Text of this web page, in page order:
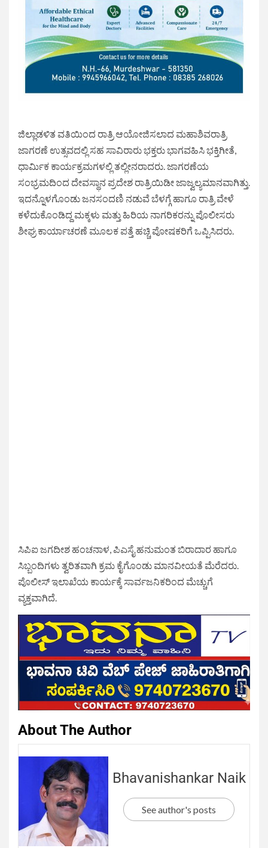
ಜಿಲ್ಲಾಡಳಿತ ವತಿಯಿಂದ ರಾತ್ರಿ ಆಯೋಜಿಸಲಾದ ಮಹಾಶಿವರಾತ್ರಿ
ಜಾಗರಣೆ ಉತ್ಸವದಲ್ಲಿ ಸಹ ಸಾವಿರಾರು ಭಕ್ತರು ಭಾಗವಹಿಸಿ ಭಕ್ತಿಗೀತೆ,
ಧಾರ್ಮಿಕ ಕಾರ್ಯಕ್ರಮಗಳಲ್ಲಿ ತಲ್ಲೀನರಾದರು. ಜಾಗರಣೆಯ
ಸಂಭ್ರಮದಿಂದ ದೇವಸ್ಥಾನ ಪ್ರದೇಶ ರಾತ್ರಿಯಿಡೀ ಜಾಜ್ವಲ್ಯಮಾನವಾಗಿತ್ತು.
ಇದನ್ನೊಳಗೊಂಡು ಜನಸಂದಣಿ ನಡುವೆ ಬೆಳಗ್ಗೆ ಹಾಗೂ ರಾತ್ರಿ ವೇಳೆ
ಕಳೆದುಕೊಂಡಿದ್ದ ಮಕ್ಕಳು ಮತ್ತು ಹಿರಿಯ ನಾಗರಿಕರನ್ನು ಪೊಲೀಸರು
ಶೀಘ್ರ ಕಾರ್ಯಾಚರಣೆ ಮೂಲಕ ಪತ್ತೆ ಹಚ್ಚಿ ಪೋಷಕರಿಗೆ ಒಪ್ಪಿಸಿದರು.
ಸಿಪಿಐ ಜಗದೀಶ ಹಂಚನಾಳ, ಪಿಎಸೈ ಹನುಮಂತ ಬಿರಾದಾರ ಹಾಗೂ
ಸಿಬ್ಬಂದಿಗಳು ತ್ವರಿತವಾಗಿ ಕ್ರಮ ಕೈಗೊಂಡು ಮಾನವೀಯತೆ ಮೆರೆದರು.
ಪೊಲೀಸ್ ಇಲಾಖೆಯ ಕಾರ್ಯಕ್ಕೆ ಸಾರ್ವಜನಿಕರಿಂದ ಮೆಚ್ಚುಗೆ
ವ್ಯಕ್ತವಾಗಿದೆ.
About The Author
Bhavanishankar Naik
See author's posts